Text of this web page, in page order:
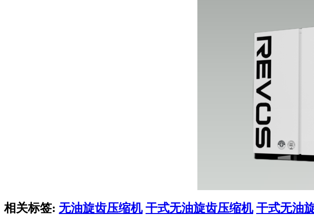
相关标签: 无油旋齿压缩机 干式无油旋齿压缩机 干式无油